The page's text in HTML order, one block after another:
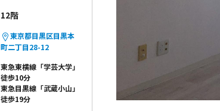
12階
東京都目黒区目黒本
町二丁目28-12
東急東横線「学芸大学」
徒歩10分
東急目黒線「武蔵小山」
徒歩19分